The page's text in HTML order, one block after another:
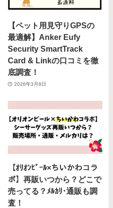
【ペット用見守りGPSの
最適解】Anker Eufy
Security SmartTrack
Card & Linkの口コミを徹
底調査！
2026年3月8日
【ｵﾘｵﾝﾋﾞｰﾙ×ちいかわコラ
ボ】再販いつから？どこで
売ってる？ﾒﾙｶﾘ･通販も調
査！